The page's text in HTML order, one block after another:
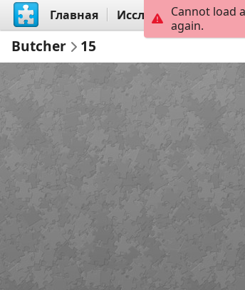
Главная Исследовать
Butcher 15
Cannot load
again.